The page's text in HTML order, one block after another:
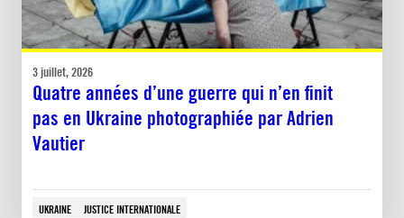
3 juillet, 2026
Quatre années d’une guerre qui n’en finit
pas en Ukraine photographiée par Adrien
Vautier
UKRAINE JUSTICE INTERNATIONALE